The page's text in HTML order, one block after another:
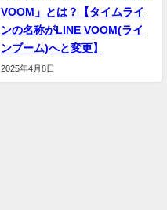
VOOM」とは？【タイムライ
ンの名称がLINE VOOM(ライ
ンブーム)へと変更】
2025年4月8日